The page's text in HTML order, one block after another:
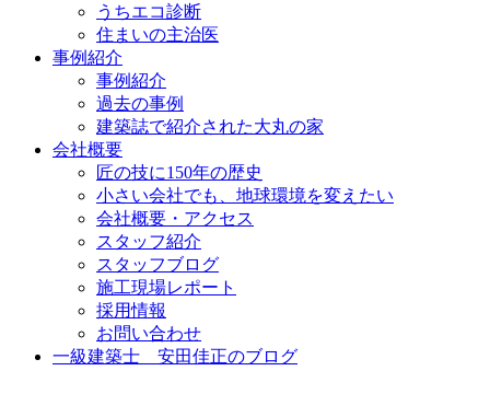
うちエコ診断
住まいの主治医
事例紹介
事例紹介
過去の事例
建築誌で紹介された大丸の家
会社概要
匠の技に150年の歴史
小さい会社でも、地球環境を変えたい
会社概要・アクセス
スタッフ紹介
スタッフブログ
施工現場レポート
採用情報
お問い合わせ
一級建築士 安田佳正のブログ